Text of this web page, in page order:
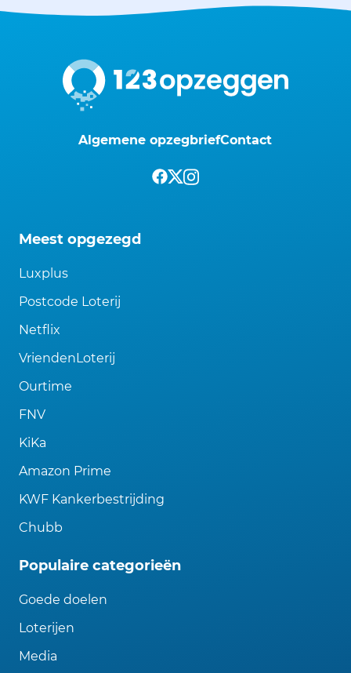
Algemene opzegbriefContact
Meest opgezegd
Luxplus
Postcode Loterij
Netflix
VriendenLoterij
Ourtime
FNV
KiKa
Amazon Prime
KWF Kankerbestrijding
Chubb
Populaire categorieën
Goede doelen
Loterijen
Media